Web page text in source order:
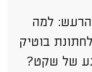
למה
בוטיק
של שקט?